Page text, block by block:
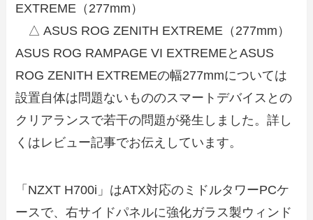
EXTREME（277mm）
△ ASUS ROG ZENITH EXTREME（277mm）
ASUS ROG RAMPAGE VI EXTREMEとASUS
ROG ZENITH EXTREMEの幅277mmについては
設置自体は問題ないもののスマートデバイスとの
クリアランスで若干の問題が発生しました。詳し
くはレビュー記事でお伝えしています。
「NZXT H700i」はATX対応のミドルタワーPCケ
ースで、右サイドパネルに強化ガラス製ウィンド